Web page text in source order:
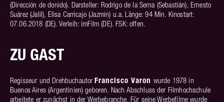
(Dirección de donido). Darsteller: Rodrigo de la Serna (Sebastián), Ernesto
Suárez (Jalil), Elisa Carricajo (Jazmin) u.a. Länge: 94 Min. Kinostart:
07.06.2018 (DE). Verleih: imFilm (DE). FSK: offen.
ZU GAST
Regisseur und DrehbuchautorFrancisco Varon wurde 1978 in
Buenos Aires (Argentinien) geboren. Nach Abschluss der Filmhochschule
arbeitete er zunächst in der Werbebranche. Für seine Werbefilme wurde